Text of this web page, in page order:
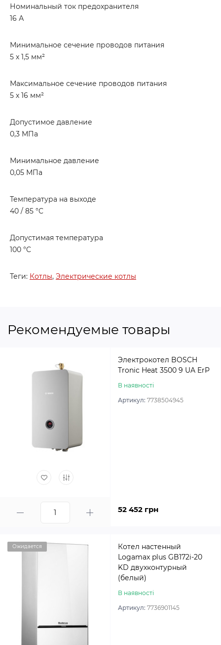
Номинальный ток предохранителя
16 А
Минимальное сечение проводов питания
5 х 1,5 мм²
Максимальное сечение проводов питания
5 х 16 мм²
Допустимое давление
0,3 МПа
Минимальное давление
0,05 МПа
Температура на выходе
40 / 85 °C
Допустимая температура
100 °C
Теги: Котлы, Электрические котлы
Рекомендуемые товары
Электрокотел BOSCH
Tronic Heat 3500 9 UA ErP
В наявності
Артикул: 7738504945
52 452 грн
Ожидается
Котел настенный
Logamax plus GB172i-20
KD двухконтурный
(белый)
В наявності
Артикул: 7736901145